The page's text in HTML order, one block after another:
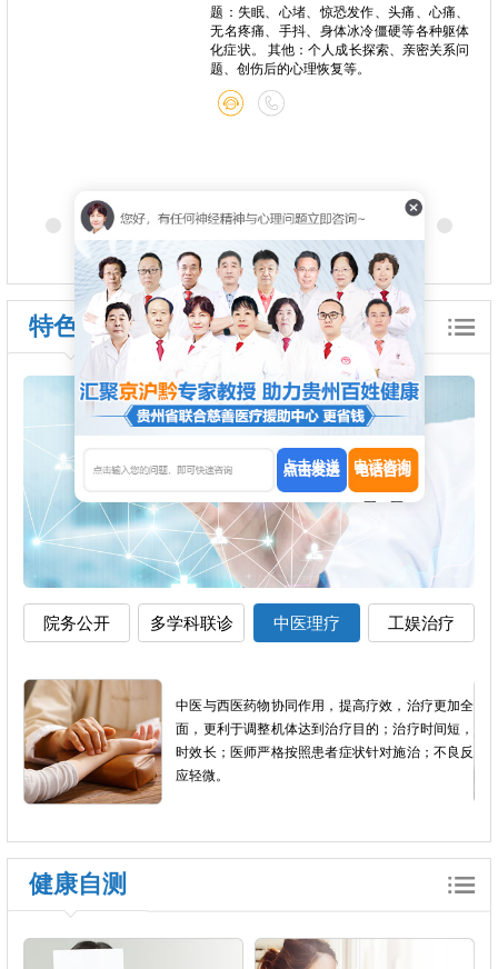
题：失眠、心堵、惊恐发作、头痛、心痛、
无名疼痛、手抖、身体冰冷僵硬等各种躯体
化症状。 其他：个人成长探索、亲密关系问
题、创伤后的心理恢复等。
特色诊疗
院务公开 多学科联诊 中医理疗 工娱治疗
中医与西医药物协同作用，提高疗效，治疗更加全
面，更利于调整机体达到治疗目的；治疗时间短，
时效长；医师严格按照患者症状针对施治；不良反
应轻微。
健康自测
点击发送 电话咨询